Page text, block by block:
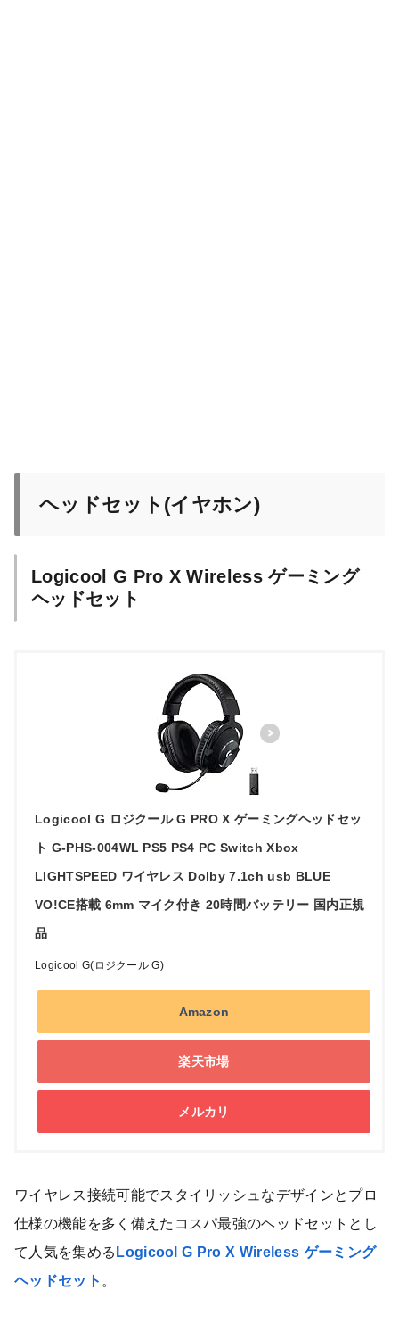
ヘッドセット(イヤホン)
Logicool G Pro X Wireless ゲーミング
ヘッドセット
Logicool G ロジクール G PRO X ゲーミングヘッドセッ
ト G-PHS-004WL PS5 PS4 PC Switch Xbox
LIGHTSPEED ワイヤレス Dolby 7.1ch usb BLUE
VO!CE搭載 6mm マイク付き 20時間バッテリー 国内正規
品
Logicool G(ロジクール G)
Amazon
楽天市場
メルカリ
ワイヤレス接続可能でスタイリッシュなデザインとプロ
仕様の機能を多く備えたコスパ最強のヘッドセットとし
て人気を集める Logicool G Pro X Wireless ゲーミング
ヘッドセット 。